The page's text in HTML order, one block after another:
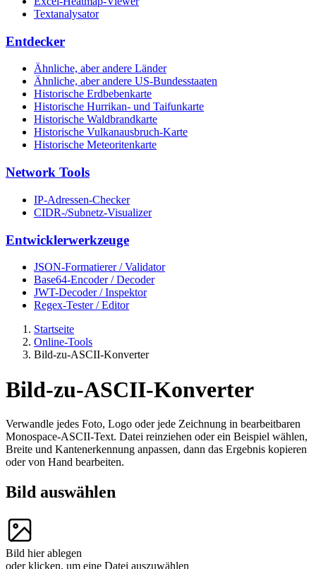
Textanalysator
Entdecker
Ähnliche, aber andere Länder
Ähnliche, aber andere US-Bundesstaaten
Historische Erdbebenkarte
Historische Hurrikan- und Taifunkarte
Historische Waldbrandkarte
Historische Vulkanausbruch-Karte
Historische Meteoritenkarte
Network Tools
IP-Adressen-Checker
CIDR-/Subnetz-Visualizer
Entwicklerwerkzeuge
JSON-Formatierer / Validator
Base64-Encoder / Decoder
JWT-Decoder / Inspektor
Regex-Tester / Editor
Startseite
Online-Tools
Bild-zu-ASCII-Konverter
Bild-zu-ASCII-Konverter
Verwandle jedes Foto, Logo oder jede Zeichnung in bearbeitbaren
Monospace-ASCII-Text. Datei reinziehen oder ein Beispiel wählen,
Breite und Kantenerkennung anpassen, dann das Ergebnis kopieren
oder von Hand bearbeiten.
Bild auswählen
Bild hier ablegen
oder klicken, um eine Datei auszuwählen